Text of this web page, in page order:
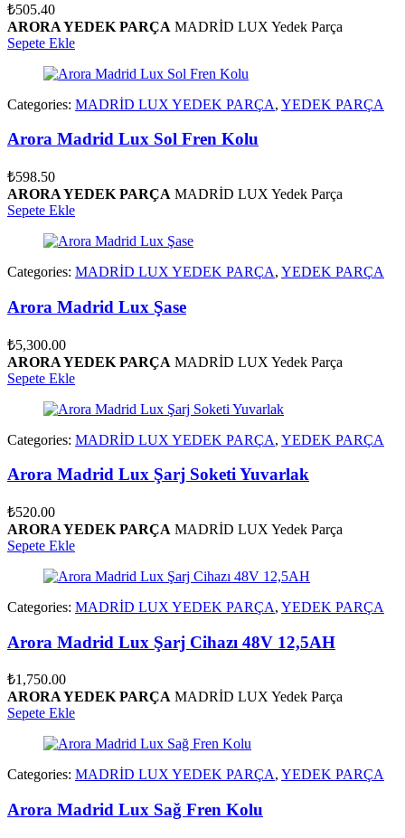
₺505.40
ARORA YEDEK PARÇA MADRİD LUX Yedek Parça
Sepete Ekle
Categories: MADRİD LUX YEDEK PARÇA, YEDEK PARÇA
Arora Madrid Lux Sol Fren Kolu
₺598.50
ARORA YEDEK PARÇA MADRİD LUX Yedek Parça
Sepete Ekle
Categories: MADRİD LUX YEDEK PARÇA, YEDEK PARÇA
Arora Madrid Lux Şase
₺5,300.00
ARORA YEDEK PARÇA MADRİD LUX Yedek Parça
Sepete Ekle
Categories: MADRİD LUX YEDEK PARÇA, YEDEK PARÇA
Arora Madrid Lux Şarj Soketi Yuvarlak
₺520.00
ARORA YEDEK PARÇA MADRİD LUX Yedek Parça
Sepete Ekle
Categories: MADRİD LUX YEDEK PARÇA, YEDEK PARÇA
Arora Madrid Lux Şarj Cihazı 48V 12,5AH
₺1,750.00
ARORA YEDEK PARÇA MADRİD LUX Yedek Parça
Sepete Ekle
Categories: MADRİD LUX YEDEK PARÇA, YEDEK PARÇA
Arora Madrid Lux Sağ Fren Kolu